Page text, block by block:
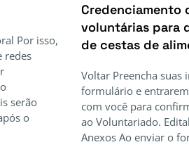
Por isso,
redes
serão
o
Credenciamento
voluntárias para
de cestas de
Voltar Preencha suas
formulário e
com você para
ao Voluntariado.
Anexos Ao enviar o